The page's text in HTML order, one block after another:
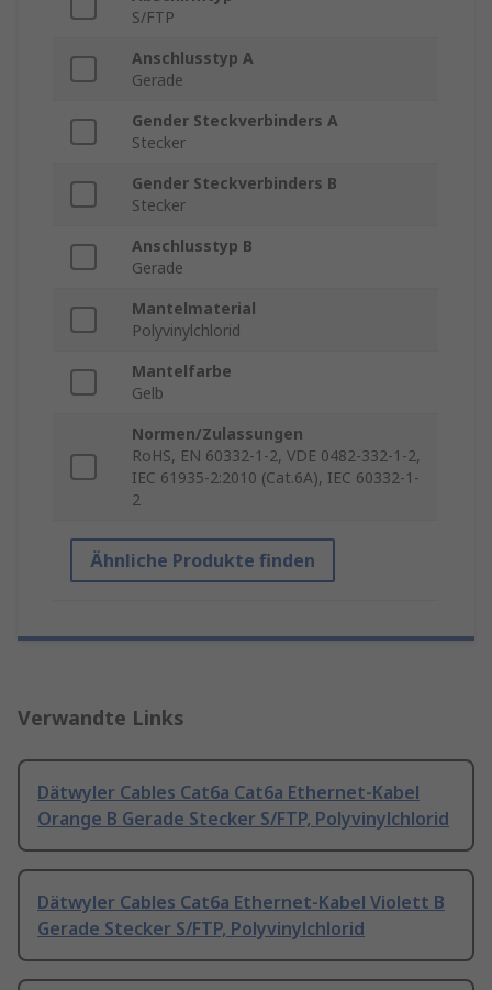
S/FTP
Anschlusstyp A
Gerade
Gender Steckverbinders A
Stecker
Gender Steckverbinders B
Stecker
Anschlusstyp B
Gerade
Mantelmaterial
Polyvinylchlorid
Mantelfarbe
Gelb
Normen/Zulassungen
RoHS, EN 60332-1-2, VDE 0482-332-1-2,
IEC 61935-2:2010 (Cat.6A), IEC 60332-1-
2
Ähnliche Produkte finden
Verwandte Links
Dätwyler Cables Cat6a Cat6a Ethernet-Kabel
Orange B Gerade Stecker S/FTP, Polyvinylchlorid
Dätwyler Cables Cat6a Ethernet-Kabel Violett B
Gerade Stecker S/FTP, Polyvinylchlorid